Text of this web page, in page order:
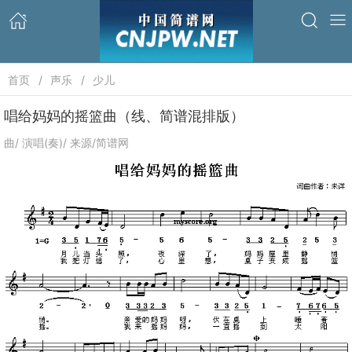
首页 声乐 少儿
唱给妈妈的摇篮曲（线、简谱混排版）
曲/ 演唱(奏)/ 来源/简谱网